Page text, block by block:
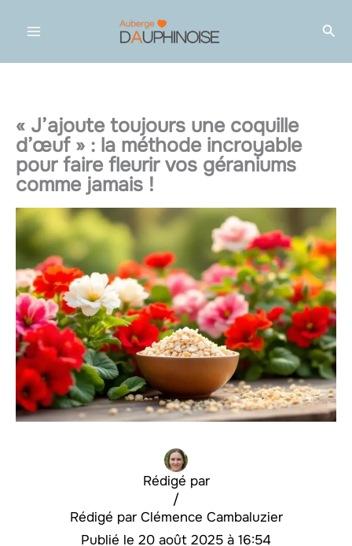
« J’ajoute toujours une coquille
d’œuf » : la méthode incroyable
pour faire fleurir vos géraniums
comme jamais !
Rédigé par
Clémence Cambaluzier
/
20 août 2025 à 16:54